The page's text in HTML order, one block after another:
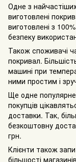
Одне з
виготовлені
виготовлені з
безпеку
Також споживачі
покривал.
машині при
ними простим і
Ще одне
покупців
доставки. Так,
безкоштовну
грн.
Клієнти також
більшості